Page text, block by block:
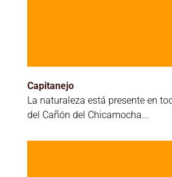
Capitanejo
La naturaleza está presente en
del Cañón del Chicamocha...